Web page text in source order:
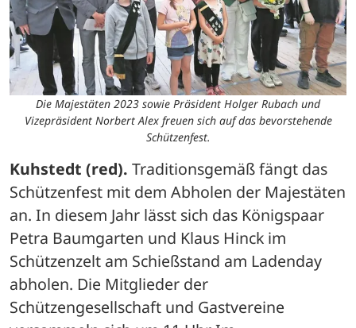
Die Majestäten 2023 sowie Präsident Holger Rubach und
Vizepräsident Norbert Alex freuen sich auf das bevorstehende
Schützenfest.
Kuhstedt (red). Traditionsgemäß fängt das
Schützenfest mit dem Abholen der Majestäten
an. In diesem Jahr lässt sich das Königspaar
Petra Baumgarten und Klaus Hinck im
Schützenzelt am Schießstand am Ladenday
abholen. Die Mitglieder der
Schützengesellschaft und Gastvereine